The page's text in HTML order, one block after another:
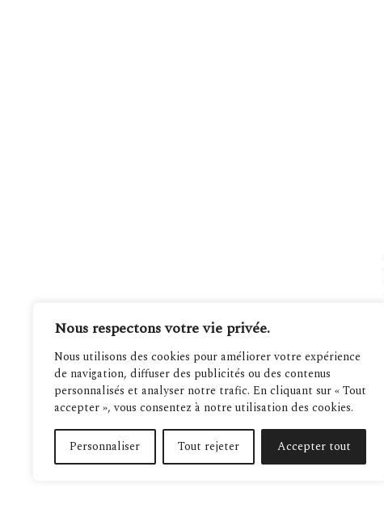
Nous respectons votre vie privée.
Nous utilisons des cookies pour améliorer votre expérience
de navigation, diffuser des publicités ou des contenus
personnalisés et analyser notre trafic. En cliquant sur « Tout
accepter », vous consentez à notre utilisation des cookies.
Personnaliser Tout rejeter Accepter tout